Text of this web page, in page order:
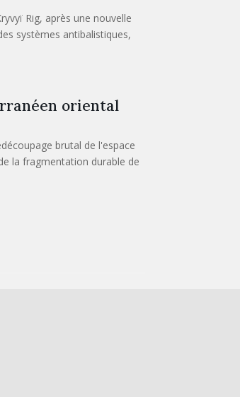
Rig, après une nouvelle
systèmes antibalistiques,
oriental
brutal de l'espace
la fragmentation durable de